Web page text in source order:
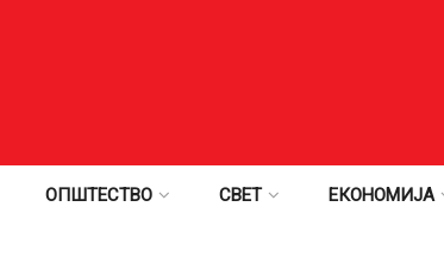
ОПШТЕСТВО СВЕТ ЕКОНОМИЈА